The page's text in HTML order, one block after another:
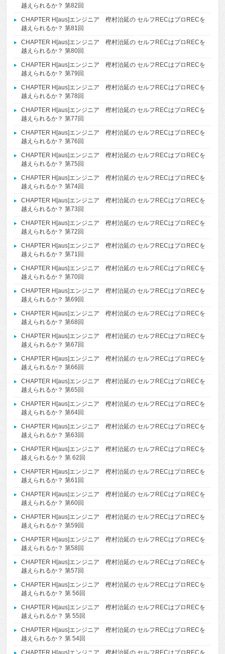
越えられるか？ 第82回
CHAPTER H[aus]エンジニア 樫村治延の セルフRECはプロRECを
越えられるか？ 第81回
CHAPTER H[aus]エンジニア 樫村治延の セルフRECはプロRECを
越えられるか？ 第80回
CHAPTER H[aus]エンジニア 樫村治延の セルフRECはプロRECを
越えられるか？ 第79回
CHAPTER H[aus]エンジニア 樫村治延の セルフRECはプロRECを
越えられるか？ 第78回
CHAPTER H[aus]エンジニア 樫村治延の セルフRECはプロRECを
越えられるか？ 第77回
CHAPTER H[aus]エンジニア 樫村治延の セルフRECはプロRECを
越えられるか？ 第76回
CHAPTER H[aus]エンジニア 樫村治延の セルフRECはプロRECを
越えられるか？ 第75回
CHAPTER H[aus]エンジニア 樫村治延の セルフRECはプロRECを
越えられるか？ 第74回
CHAPTER H[aus]エンジニア 樫村治延の セルフRECはプロRECを
越えられるか？ 第73回
CHAPTER H[aus]エンジニア 樫村治延の セルフRECはプロRECを
越えられるか？ 第72回
CHAPTER H[aus]エンジニア 樫村治延の セルフRECはプロRECを
越えられるか？ 第71回
CHAPTER H[aus]エンジニア 樫村治延の セルフRECはプロRECを
越えられるか？ 第70回
CHAPTER H[aus]エンジニア 樫村治延の セルフRECはプロRECを
越えられるか？ 第69回
CHAPTER H[aus]エンジニア 樫村治延の セルフRECはプロRECを
越えられるか？ 第68回
CHAPTER H[aus]エンジニア 樫村治延の セルフRECはプロRECを
越えられるか？ 第67回
CHAPTER H[aus]エンジニア 樫村治延の セルフRECはプロRECを
越えられるか？ 第66回
CHAPTER H[aus]エンジニア 樫村治延の セルフRECはプロRECを
越えられるか？ 第65回
CHAPTER H[aus]エンジニア 樫村治延の セルフRECはプロRECを
越えられるか？ 第64回
CHAPTER H[aus]エンジニア 樫村治延の セルフRECはプロRECを
越えられるか？ 第63回
CHAPTER H[aus]エンジニア 樫村治延の セルフRECはプロRECを
越えられるか？ 第 62回
CHAPTER H[aus]エンジニア 樫村治延の セルフRECはプロRECを
越えられるか？ 第61回
CHAPTER H[aus]エンジニア 樫村治延の セルフRECはプロRECを
越えられるか？ 第60回
CHAPTER H[aus]エンジニア 樫村治延の セルフRECはプロRECを
越えられるか？ 第59回
CHAPTER H[aus]エンジニア 樫村治延の セルフRECはプロRECを
越えられるか？ 第58回
CHAPTER H[aus]エンジニア 樫村治延の セルフRECはプロRECを
越えられるか？ 第57回
CHAPTER H[aus]エンジニア 樫村治延の セルフRECはプロRECを
越えられるか？ 第 56回
CHAPTER H[aus]エンジニア 樫村治延の セルフRECはプロRECを
越えられるか？ 第 55回
CHAPTER H[aus]エンジニア 樫村治延の セルフRECはプロRECを
越えられるか？ 第 54回